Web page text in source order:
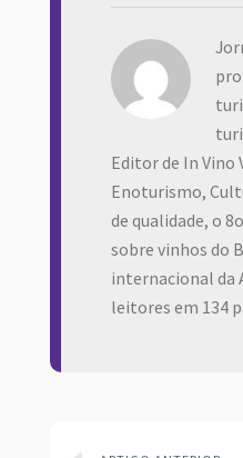
Editor de In Vino
Enoturismo,
de qualidade, o
sobre vinhos do
internacional da
leitores em 134